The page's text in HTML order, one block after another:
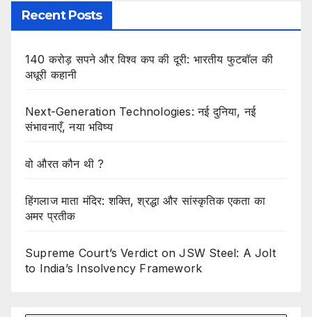
Recent Posts
140 करोड़ सपने और विश्व कप की दूरी: भारतीय फुटबॉल की
अधूरी कहानी
Next-Generation Technologies: नई दुनिया, नई
संभावनाएँ, नया भविष्य
वो औरत कौन थी ?
हिंगलाज माता मंदिर: शक्ति, श्रद्धा और सांस्कृतिक एकता का
अमर प्रतीक
Supreme Court’s Verdict on JSW Steel: A Jolt
to India’s Insolvency Framework